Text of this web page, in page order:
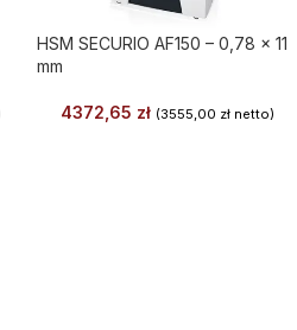
HSM SECURIO AF150 – 0,78 x 11
mm
4372,65 zł (3555,00 złnetto)